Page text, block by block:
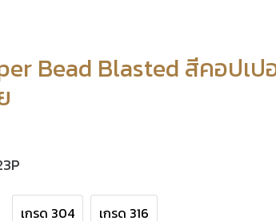
Bead Blasted สีคอปเ
เกรด 304 เกรด 316